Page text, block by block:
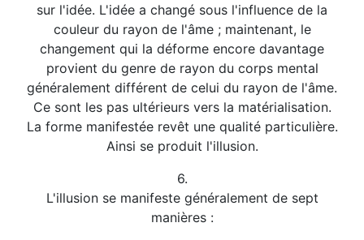
sur l'idée. L'idée a changé sous l'influence de la
couleur du rayon de l'âme ; maintenant, le
changement qui la déforme encore davantage
provient du genre de rayon du corps mental
généralement différent de celui du rayon de l'âme.
Ce sont les pas ultérieurs vers la matérialisation.
La forme manifestée revêt une qualité particulière.
Ainsi se produit l'illusion.
6.
L'illusion se manifeste généralement de sept
manières :